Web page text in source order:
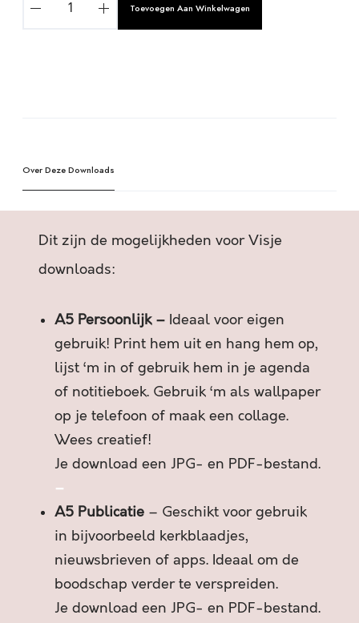
E
R
U
K
O
B
E
N
K
W
E
G
a
n
t
l
Toevoegen Aan Winkelwagen
r
n
a
Over Deze Downloads
Dit zijn de mogelijkheden voor Visje
downloads:
A5 Persoonlijk – Ideaal voor eigen
gebruik! Print hem uit en hang hem op,
lijst ‘m in of gebruik hem in je agenda
of notitieboek. Gebruik ‘m als wallpaper
op je telefoon of maak een collage.
Wees creatief!
Je download een JPG- en PDF-bestand.
–
A5 Publicatie – Geschikt voor gebruik
in bijvoorbeeld kerkblaadjes,
nieuwsbrieven of apps. Ideaal om de
boodschap verder te verspreiden.
Je download een JPG- en PDF-bestand.